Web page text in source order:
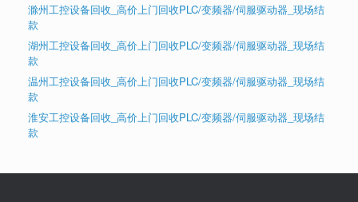
滁州工控设备回收_高价上门回收PLC/变频器/伺服驱动器_现场结
款
湖州工控设备回收_高价上门回收PLC/变频器/伺服驱动器_现场结
款
温州工控设备回收_高价上门回收PLC/变频器/伺服驱动器_现场结
款
淮安工控设备回收_高价上门回收PLC/变频器/伺服驱动器_现场结
款